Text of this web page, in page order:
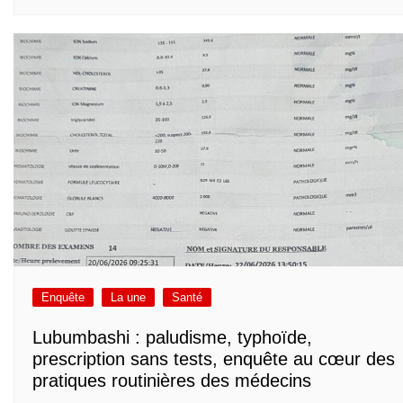
Enquête La une Santé
Lubumbashi : paludisme, typhoïde,
prescription sans tests, enquête au cœur des
pratiques routinières des médecins